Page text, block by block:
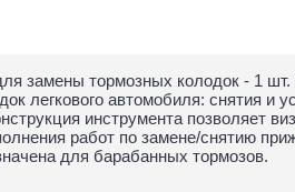
замены тормозных колодок - 1
легкового автомобиля: снятия и
инструмента позволяет
работ по замене/снятию
для барабанных тормозов.